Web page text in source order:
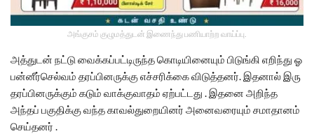
அங்குசம் குழுமத்துடன் இணைந்து பணியாற்ற வாய்ப்பு.
அத்துடன் நட்டு வைக்கப்பட்டிருந்த கொடியினையும் பிடுங்கி எறிந்து ஓ
பன்னீர்செல்வம் தரப்பினருக்கு எச்சரிக்கை விடுத்தனர். இதனால் இரு
தரப்பினருக்கும் கடும் வாக்குவாதம் ஏற்பட்டது . இதனை அறிந்த
அந்தப் பகுதிக்கு வந்த காவல்துறையினர் அனைவரையும் சமாதானம்
செய்தனர் .